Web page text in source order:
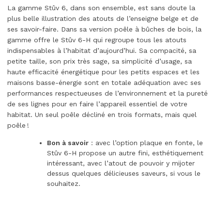
La gamme Stûv 6, dans son ensemble, est sans doute la
plus belle illustration des atouts de l’enseigne belge et de
ses savoir-faire. Dans sa version poêle à bûches de bois, la
gamme offre le Stûv 6-H qui regroupe tous les atouts
indispensables à l’habitat d’aujourd’hui. Sa compacité, sa
petite taille, son prix très sage, sa simplicité d’usage, sa
haute efficacité énergétique pour les petits espaces et les
maisons basse-énergie sont en totale adéquation avec ses
performances respectueuses de l’environnement et la pureté
de ses lignes pour en faire l’appareil essentiel de votre
habitat. Un seul poêle décliné en trois formats, mais quel
poêle !
Bon à savoir : avec l’option plaque en fonte, le
Stûv 6-H propose un autre fini, esthétiquement
intéressant, avec l’atout de pouvoir y mijoter
dessus quelques délicieuses saveurs, si vous le
souhaitez.